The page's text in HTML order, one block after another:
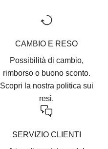
CAMBIO E RESO
Possibilità di cambio,
rimborso o buono sconto.
Scopri la nostra politica sui
resi.
SERVIZIO CLIENTI